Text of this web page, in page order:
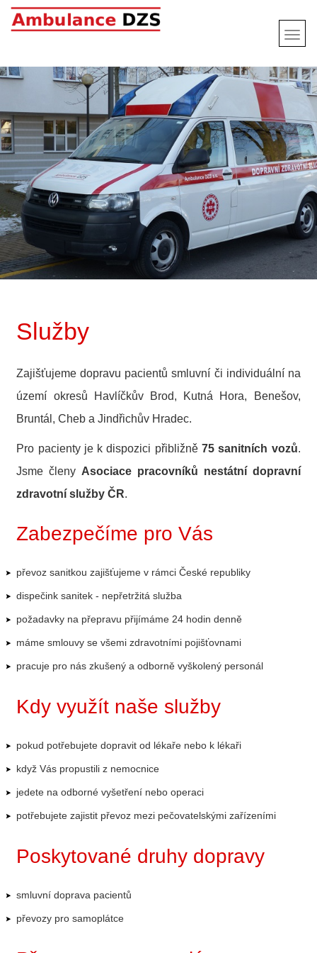
Služby
Zajišťujeme dopravu pacientů smluvní či individuální na
území okresů Havlíčkův Brod, Kutná Hora, Benešov,
Bruntál, Cheb a Jindřichův Hradec.
Pro pacienty je k dispozici přibližně75 sanitních vozů.
Jsme členy Asociace pracovníků nestátní dopravní
zdravotní služby ČR.
Zabezpečíme pro Vás
převoz sanitkou zajišťujeme v rámci České republiky
dispečink sanitek - nepřetržitá služba
požadavky na přepravu přijímáme 24 hodin denně
máme smlouvy se všemi zdravotními pojišťovnami
pracuje pro nás zkušený a odborně vyškolený personál
Kdy využít naše služby
pokud potřebujete dopravit od lékaře nebo k lékaři
když Vás propustili z nemocnice
jedete na odborné vyšetření nebo operaci
potřebujete zajistit převoz mezi pečovatelskými zařízeními
Poskytované druhy dopravy
smluvní doprava pacientů
převozy pro samoplátce